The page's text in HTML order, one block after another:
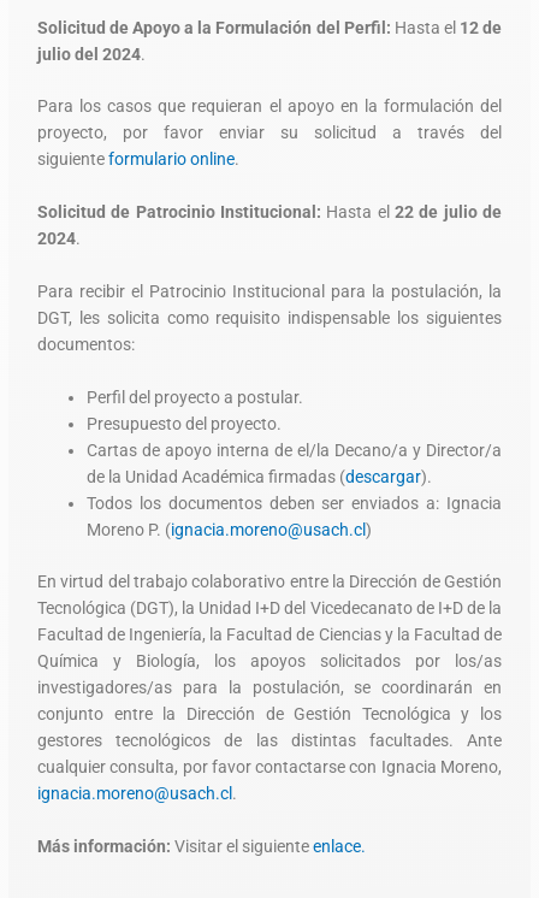
Solicitud de Apoyo a la Formulación del Perfil: Hasta el 12 de
julio del 2024.
Para los casos que requieran el apoyo en la formulación del
proyecto, por favor enviar su solicitud a través del
siguienteformulario online.
Solicitud de Patrocinio Institucional: Hasta el 22 de julio de
2024.
Para recibir el Patrocinio Institucional para la postulación, la
DGT, les solicita como requisito indispensable los siguientes
documentos:
Perfil del proyecto a postular.
Presupuesto del proyecto.
Cartas de apoyo interna de el/la Decano/a y Director/a
de la Unidad Académica firmadas (descargar).
Todos los documentos deben ser enviados a: Ignacia
Moreno P. (ignacia.moreno@usach.cl)
En virtud del trabajo colaborativo entre la Dirección de Gestión
Tecnológica (DGT), la Unidad I+D del Vicedecanato de I+D de la
Facultad de Ingeniería, la Facultad de Ciencias y la Facultad de
Química y Biología, los apoyos solicitados por los/as
investigadores/as para la postulación, se coordinarán en
conjunto entre la Dirección de Gestión Tecnológica y los
gestores tecnológicos de las distintas facultades. Ante
cualquier consulta, por favor contactarse con Ignacia Moreno,
ignacia.moreno@usach.cl .
Más información: Visitar el siguienteenlace.